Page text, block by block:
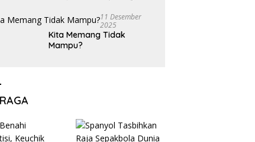
11 Desember
2025
Kita Memang Tidak
Mampu?